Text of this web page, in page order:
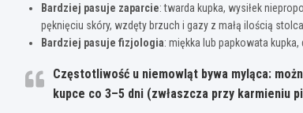
Bardziej pasuje zaparcie: twarda kupka, wysiłek
pęknięciu skóry, wzdęty brzuch i gazy z małą ilością stolca.
Bardziej pasuje fizjologia: miękka lub papkowata
Częstotliwość u niemowląt bywa myląca:
kupce co 3–5 dni (zwłaszcza przy karmieniu